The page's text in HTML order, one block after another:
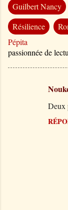
Guilbert Nancy
Résilience
Pépita
passionnée de
Deux